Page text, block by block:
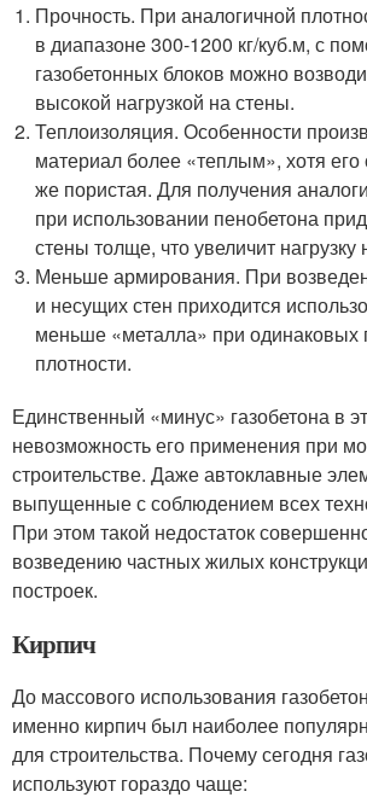
Прочность. При аналогичной
в диапазоне 300-1200 кг/куб.м, с
газобетонных блоков можно
высокой нагрузкой на стены.
Теплоизоляция. Особенности
материал более «теплым», хотя его
же пористая. Для получения
при использовании пенобетона
стены толще, что увеличит
Меньше армирования. При
и несущих стен приходится
меньше «металла» при одинаковых
плотности.
Единственный «минус» газобетона в
невозможность его применения при
строительстве. Даже автоклавные
выпущенные с соблюдением всех
При этом такой недостаток
возведению частных жилых
построек.
Кирпич
До массового использования
именно кирпич был наиболее
для строительства. Почему сегодня
используют гораздо чаще: